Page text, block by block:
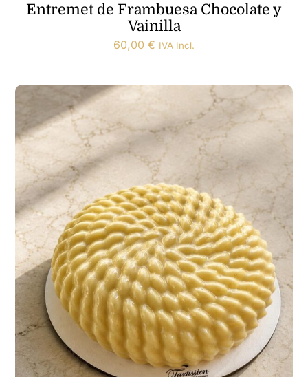
Entremet de Frambuesa Chocolate y
Vainilla
60,00 € IVA Incl.